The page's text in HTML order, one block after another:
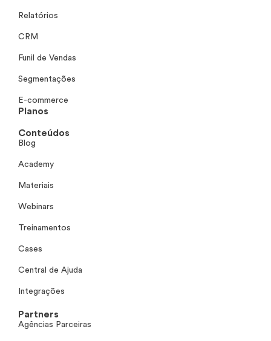
Relatórios
CRM
Funil de Vendas
Segmentações
E-commerce
Planos
Conteúdos
Blog
Academy
Materiais
Webinars
Treinamentos
Cases
Central de Ajuda
Integrações
Partners
Agências Parceiras